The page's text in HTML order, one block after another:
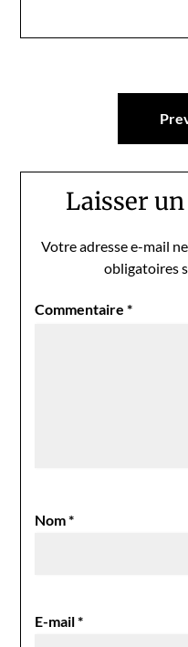
Navigation
Laisser
Votre adresse e-mail
obligatoires
Commentaire*
Nom*
E-mail*